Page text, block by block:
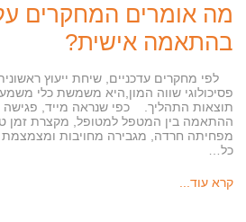
מה אומרים המחקרים
בהתאמה אישית?
לפי מחקרים עדכניים, שיחת ייעוץ
פסיכולוגי שווה המון,היא משמשת כלי
תוצאות התהליך. כפי שנראה מייד,
ההתאמה בין המטפל למטופל, מקצרת זמן
מפחיתה חרדה, מגבירה מחויבות
כל…
קרא עוד...